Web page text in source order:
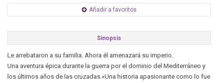
Añadir a favoritos
Sinopsis
Le arrebataron a su familia. Ahora él amenazará su imperio.
Una aventura épica durante la guerra por el dominio del Mediterráneo y
los últimos años de las cruzadas.«Una historia apasionante como lo fue